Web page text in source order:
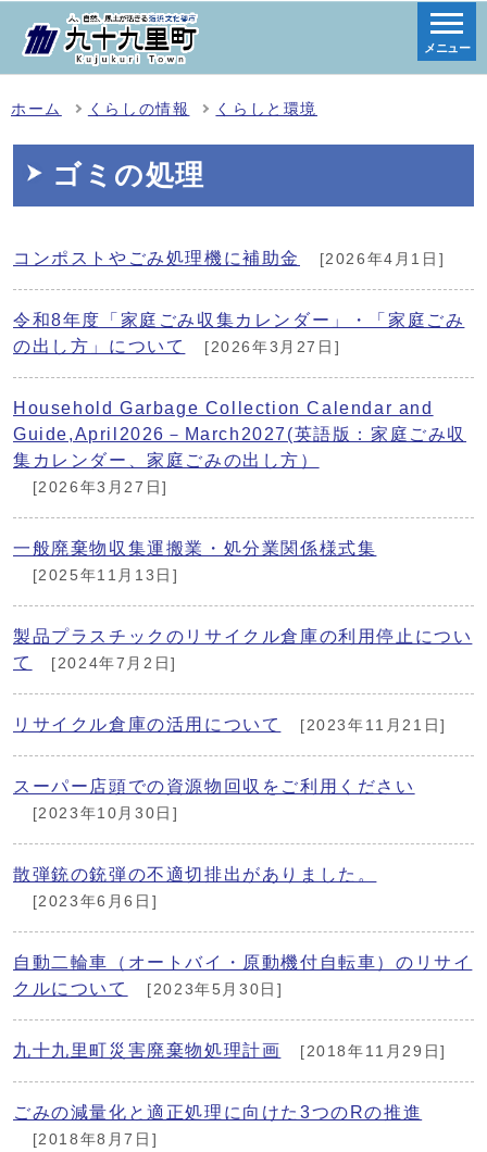
メニュー
ホーム くらしの情報 くらしと環境
ゴミの処理
コンポストやごみ処理機に補助金 [2026年4月1日]
令和8年度「家庭ごみ収集カレンダー」・「家庭ごみ
の出し方」について
[2026年3月27日]
Household Garbage Collection Calendar and
Guide,April2026－March2027(英語版：家庭ごみ収
集カレンダー、家庭ごみの出し方）
[2026年3月27日]
一般廃棄物収集運搬業・処分業関係様式集
[2025年11月13日]
製品プラスチックのリサイクル倉庫の利用停止につい
て
[2024年7月2日]
リサイクル倉庫の活用について [2023年11月21日]
スーパー店頭での資源物回収をご利用ください
[2023年10月30日]
散弾銃の銃弾の不適切排出がありました。
[2023年6月6日]
自動二輪車（オートバイ・原動機付自転車）のリサイ
クルについて
[2023年5月30日]
九十九里町災害廃棄物処理計画 [2018年11月29日]
ごみの減量化と適正処理に向けた3つのRの推進
[2018年8月7日]